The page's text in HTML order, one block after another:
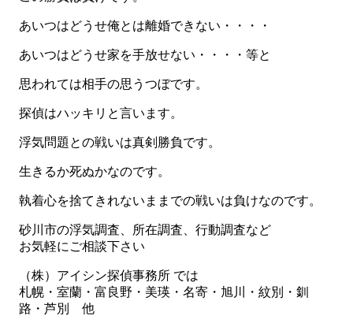
あいつはどうせ俺とは離婚できない・・・・
あいつはどうせ家を手放せない・・・・等と
思われては相手の思うつぼです。
探偵はハッキリと言います。
浮気問題との戦いは真剣勝負です。
生きるか死ぬかなのです。
執着心を捨てきれないままでの戦いは負けなのです。
砂川市の浮気調査、所在調査、行動調査など
お気軽にご相談下さい
（株）アイシン探偵事務所 では
札幌・室蘭・富良野・美瑛・名寄・旭川・紋別・釧
路・芦別 他